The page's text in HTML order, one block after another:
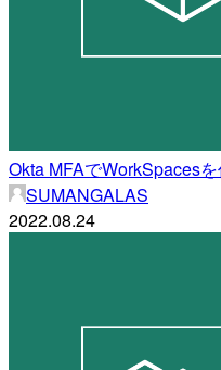
Okta MFAでWorkSpacesを
SUMANGALAS
2022.08.24